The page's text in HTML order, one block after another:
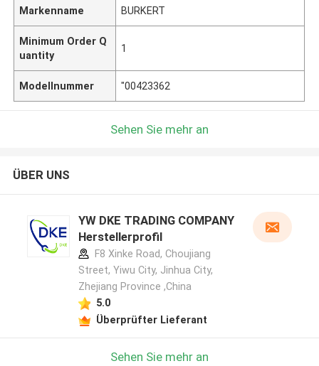
Markenname BURKERT
Minimum Order Q
uantity
1
Modellnummer "00423362
Sehen Sie mehr an
ÜBER UNS
YW DKE TRADING COMPANY
Herstellerprofil
F8 Xinke Road, Choujiang
Street, Yiwu City, Jinhua City,
Zhejiang Province ,China
5.0
Überprüfter Lieferant
Sehen Sie mehr an